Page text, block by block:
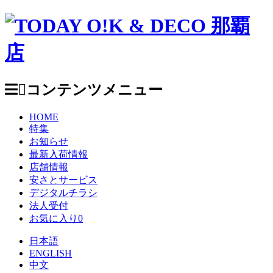
コンテンツメニュー
HOME
特集
お知らせ
最新入荷情報
店舗情報
安さとサービス
デジタルチラシ
法人受付
お気に入り 0
日本語
ENGLISH
中文